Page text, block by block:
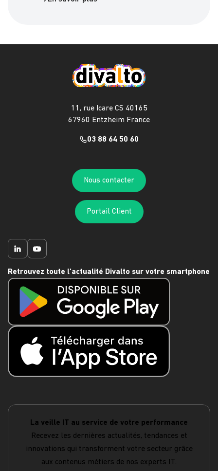
11, rue Icare CS 40165
67960 Entzheim France
03 88 64 50 60
Nous contacter
Portail Client
Retrouvez toute l'actualité Divalto sur votre smartphone
La veille IT au service de votre performance
Recevez les dernières actualités, tendances et
innovations qui transforment votre secteur grâce
aux contenus métiers de nos experts IT.